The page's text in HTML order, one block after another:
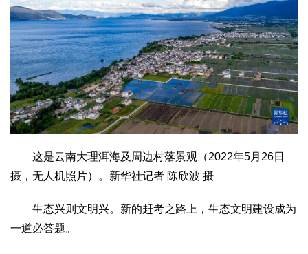
这是云南大理洱海及周边村落景观（2022年5月26日
摄，无人机照片）。新华社记者 陈欣波 摄
生态兴则文明兴。新的赶考之路上，生态文明建设成为
一道必答题。